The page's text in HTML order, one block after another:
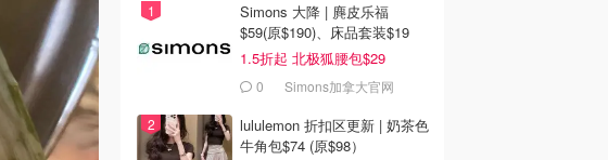
Simons 大降 | 麂皮乐福
$59(原$190)、床品套装$19
1.5折起 北极狐腰包$29
0 Simons加拿大官网
lululemon 折扣区更新 | 奶茶色
牛角包$74 (原$98）